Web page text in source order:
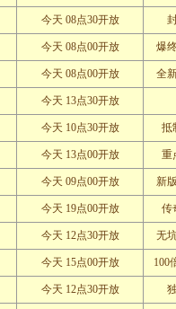
今天 08点30开放
今天 08点00开放 爆
今天 08点00开放 全
今天 13点30开放
今天 10点30开放 抵
今天 13点00开放 重
今天 09点00开放 新
今天 19点00开放 传
今天 12点30开放 无
今天 15点00开放 100
今天 12点30开放